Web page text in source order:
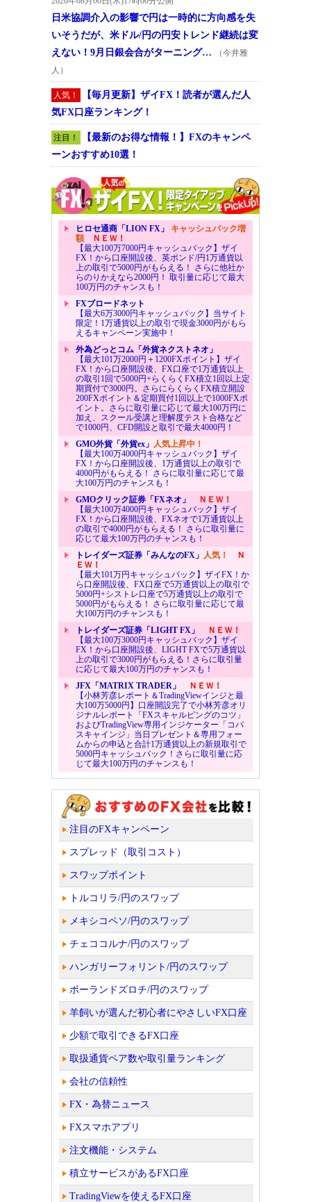
日米協調介入の影響で円は一時的に方向感を失
いそうだが、米ドル/円の円安トレンド継続は変
えない！9月日銀会合がターニング…
（今井雅
人）
人気！
【毎月更新】ザイFX！読者が選んだ人
気FX口座ランキング！
注目！
【最新のお得な情報！】FXのキャンペ
ーンおすすめ10選！
ヒロセ通商「LION FX」 キャッシュバック増
額ＮＥＷ！
【最大100万7000円キャッシュバック】ザイ
FX！から口座開設後、英ポンド/円1万通貨以
上の取引で5000円がもらえる！ さらに他社か
らのりかえなら2000円！ 取引量に応じて最大
100万円のチャンスも！
FXブロードネット
【最大6万3000円キャッシュバック】当サイト
限定！1万通貨以上の取引で現金3000円がもら
えるキャンペーン実施中！
外為どっとコム「外貨ネクストネオ」
【最大101万2000円＋1200FXポイント】ザイ
FX！から口座開設後、FX口座で1万通貨以上
の取引1回で5000円+らくらくFX積立1回以上定
期買付で3000円。さらにらくらくFX積立開設
200FXポイント＆定期買付1回以上で1000FXポ
イント。さらに取引量に応じて最大100万円に
加え、スクール受講と理解度テスト合格など
で1000円、CFD開設と取引で最大4000円！
GMO外貨「外貨ex」 人気上昇中！
【最大100万4000円キャッシュバック】ザイ
FX！から口座開設後、1万通貨以上の取引で
4000円がもらえる！ さらに取引量に応じて最
大100万円のチャンスも！
GMOクリック証券「FXネオ」
ＮＥＷ！
【最大100万4000円キャッシュバック】ザイ
FX！から口座開設後、FXネオで1万通貨以上
の取引で4000円がもらえる！ さらに取引量に
応じて最大100万円のチャンスも！
トレイダーズ証券「みんなのFX」 人気！
Ｎ
ＥＷ！
【最大101万円キャッシュバック】ザイFX！か
ら口座開設後、FX口座で5万通貨以上の取引で
5000円+シストレ口座で5万通貨以上の取引で
5000円がもらえる！ さらに取引量に応じて最
大100万円のチャンスも！
トレイダーズ証券「LIGHT FX」
ＮＥＷ！
【最大100万3000円キャッシュバック】ザイ
FX！から口座開設後、LIGHT FXで5万通貨以
上の取引で3000円がもらえる！さらに取引量
に応じて最大100万円のチャンスも！
JFX「MATRIX TRADER」
ＮＥＷ！
【小林芳彦レポート＆TradingViewインジと最
大100万5000円】口座開設完了で小林芳彦オリ
ジナルレポート「FXスキャルピングのコツ」
およびTradingView専用インジケーター「コバ
スキャインジ」当日プレゼント＆専用フォー
ムからの申込と合計1万通貨以上の新規取引で
5000円キャッシュバック！さらに取引量に応
じて最大100万円のチャンスも！
注目のFXキャンペーン
スプレッド（取引コスト）
スワップポイント
トルコリラ/円のスワップ
メキシコペソ/円のスワップ
チェココルナ/円のスワップ
ハンガリーフォリント/円のスワップ
ポーランドズロチ/円のスワップ
羊飼いが選んだ初心者にやさしいFX口座
少額で取引できるFX口座
取扱通貨ペア数や取引量ランキング
会社の信頼性
FX・為替ニュース
FXスマホアプリ
注文機能・システム
積立サービスがあるFX口座
TradingViewを使えるFX口座